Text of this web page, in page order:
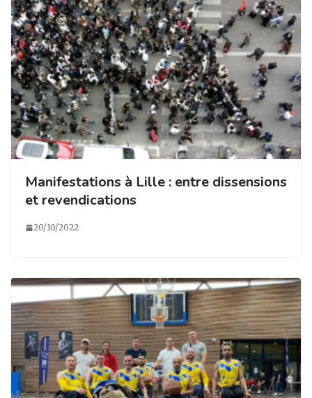
Manifestations à Lille : entre dissensions
et revendications
20/10/2022